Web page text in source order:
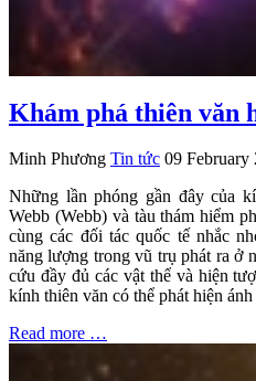
Khám phá thiên văn
Minh Phương Tin tức 09 February
Những lần phóng gần đây của
Webb (Webb) và tàu thám hiểm
cùng các đối tác quốc tế nhắc
năng lượng trong vũ trụ phát ra ở
cứu đầy đủ các vật thể và hiện
kính thiên văn có thể phát hiện
Read more …